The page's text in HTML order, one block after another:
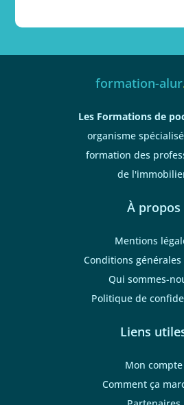
formation-alur
Les Formations de
organisme
formation des
de
À propos
Mentions
Conditions
Qui sommes-
Politique de
Liens
Mon compte
Comment ça